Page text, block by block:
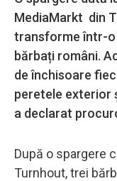
MediaMarkt din
transforme într-o
bărbați români.
de închisoare
peretele exterior
a declarat
După o spargere
Turnhout, trei